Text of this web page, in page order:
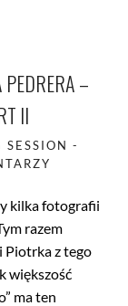
–
II
SESSION -
kilka fotografii
razem
Piotrka z tego
większość
ma ten